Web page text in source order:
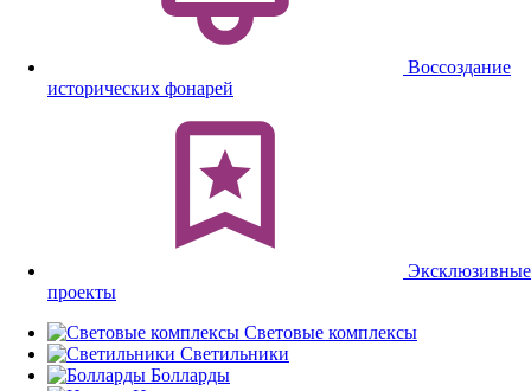
Воссоздание
исторических фонарей
Эксклюзивные
проекты
Световые комплексы
Светильники
Болларды